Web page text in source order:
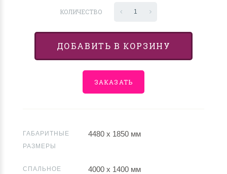
КОЛИЧЕСТВО 1
ДОБАВИТЬ В КОРЗИНУ
ЗАКАЗАТЬ
ГАБАРИТНЫЕ
РАЗМЕРЫ
4480 х 1850 мм
СПАЛЬНОЕ
4000 х 1400 мм